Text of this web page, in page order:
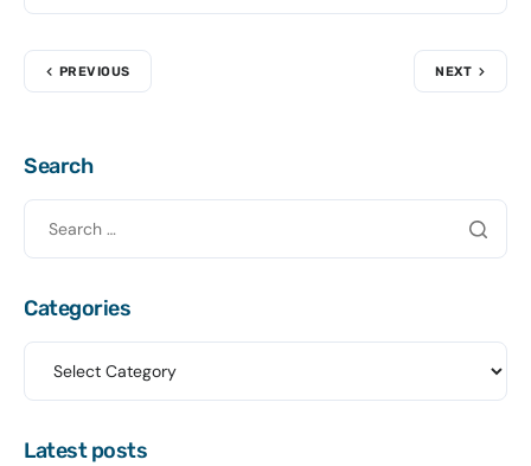
PREVIOUS NEXT
Search
Categories
Latest posts